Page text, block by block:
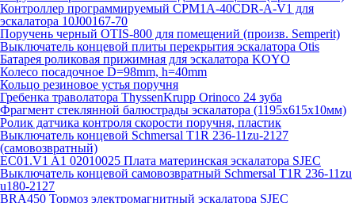
Контроллер программируемый CPM1A-40CDR-A-V1 для
эскалатора 10J00167-70
Поручень черный OTIS-800 для помещений (произв. Semperit)
Выключатель концевой плиты перекрытия эскалатора Otis
Батарея роликовая прижимная для эскалатора KOYO
Колесо посадочное D=98mm, h=40mm
Кольцо резиновое устья поручня
Гребенка траволатора ThyssenKrupp Orinoco 24 зуба
Фрагмент стеклянной балюстрады эскалатора (1195х615х10мм)
Ролик датчика контроля скорости поручня, пластик
Выключатель концевой Schmersal T1R 236-11zu-2127
(самовозвратный)
EC01.V1 A1 02010025 Плата материнская эскалатора SJEC
Выключатель концевой самовозвратный Schmersal T1R 236-11zu
u180-2127
BRA450 Тормоз электромагнитный эскалатора SJEC